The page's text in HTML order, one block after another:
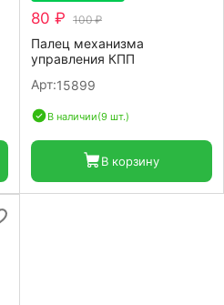
80 ₽ 100 ₽
Палец механизма
управления КПП
Арт:15899
В наличии(9 шт.)
В корзину